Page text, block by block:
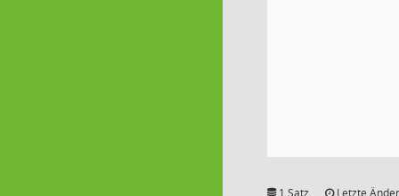
1 Satz Letzte